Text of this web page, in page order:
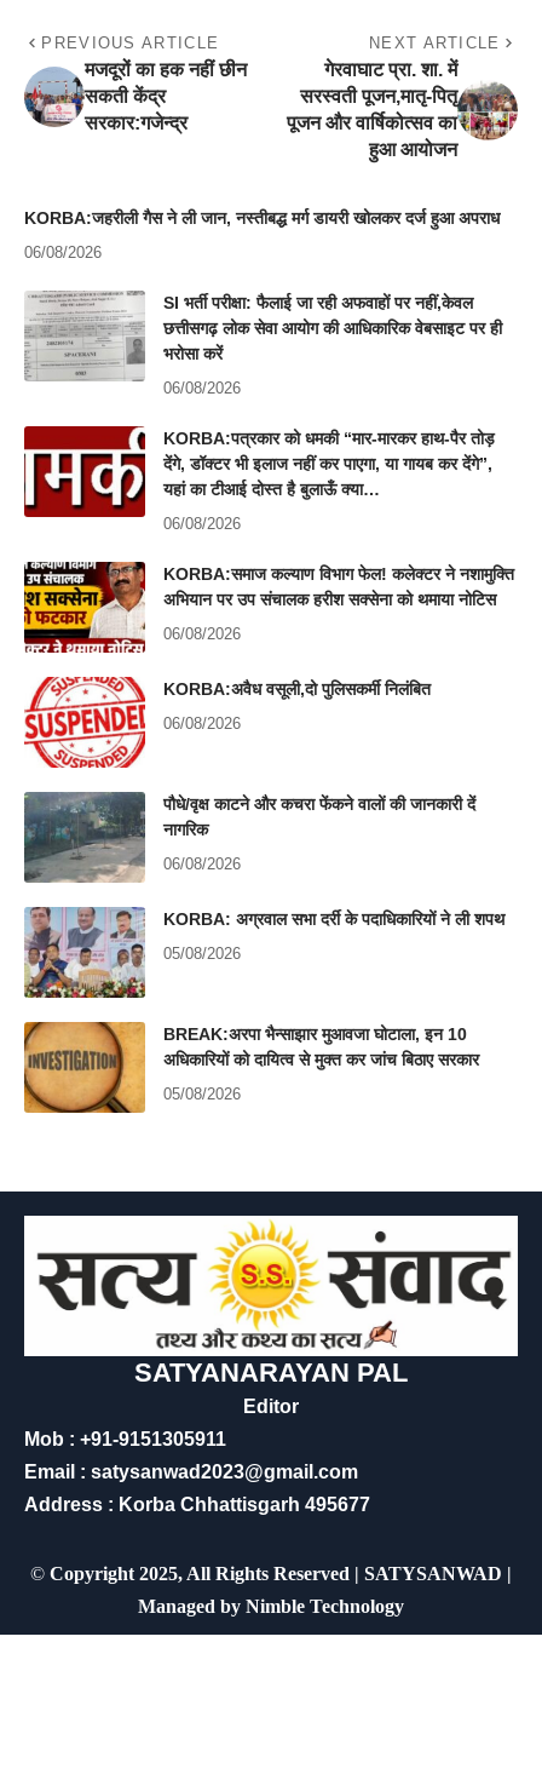
PREVIOUS ARTICLE
मजदूरों का हक नहीं छीन
सकती केंद्र
सरकार:गजेन्द्र
NEXT ARTICLE
गेरवाघाट प्रा. शा. में
सरस्वती पूजन,मातृ-पितृ
पूजन और वार्षिकोत्सव का
हुआ आयोजन
KORBA:जहरीली गैस ने ली जान, नस्तीबद्ध मर्ग डायरी खोलकर दर्ज हुआ अपराध
06/08/2026
SI भर्ती परीक्षा: फैलाई जा रही अफवाहों पर नहीं,केवल
छत्तीसगढ़ लोक सेवा आयोग की आधिकारिक वेबसाइट पर ही
भरोसा करें
06/08/2026
KORBA:पत्रकार को धमकी “मार-मारकर हाथ-पैर तोड़
देंगे, डॉक्टर भी इलाज नहीं कर पाएगा, या गायब कर देंगे”,
यहां का टीआई दोस्त है बुलाऊँ क्या…
06/08/2026
KORBA:समाज कल्याण विभाग फेल! कलेक्टर ने नशामुक्ति
अभियान पर उप संचालक हरीश सक्सेना को थमाया नोटिस
06/08/2026
KORBA:अवैध वसूली,दो पुलिसकर्मी निलंबित
06/08/2026
पौधे/वृक्ष काटने और कचरा फेंकने वालों की जानकारी दें
नागरिक
06/08/2026
KORBA: अग्रवाल सभा दर्री के पदाधिकारियों ने ली शपथ
05/08/2026
BREAK:अरपा भैन्साझार मुआवजा घोटाला, इन 10
अधिकारियों को दायित्व से मुक्त कर जांच बिठाए सरकार
05/08/2026
SATYANARAYAN PAL
Editor
Mob : +91-9151305911
Email : satysanwad2023@gmail.com
Address : Korba Chhattisgarh 495677
© Copyright 2025, All Rights Reserved | SATYSANWAD |
Managed by Nimble Technology